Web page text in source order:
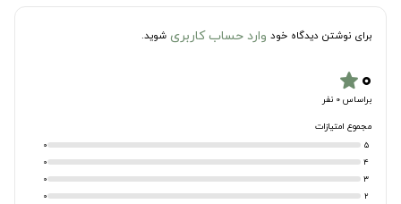
برای نوشتن دیدگاه خود وارد حساب کاربری شوید.
۰star
براساس 0 نفر
مجموع امتیازات
5
0
4
0
3
0
2
0